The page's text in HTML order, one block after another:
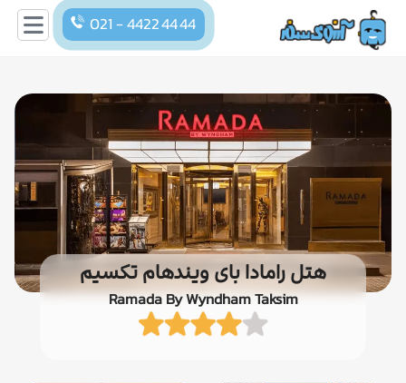
021 - 4422 44 44
هتل رامادا بای ویندهام تکسیم
Ramada By Wyndham Taksim